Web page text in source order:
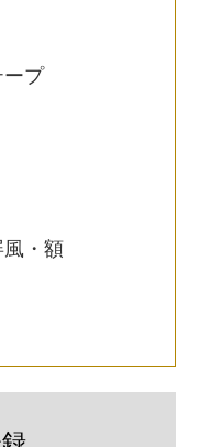
ープ
・額